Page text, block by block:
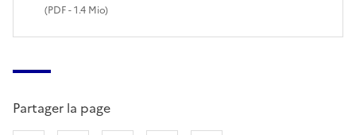
(PDF- 1.4 Mio)
Partager la page